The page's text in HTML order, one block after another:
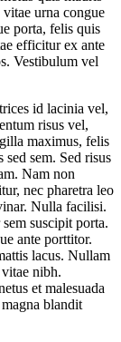
urna congue
porta, felis quis
efficitur ex ante
Vestibulum vel
id lacinia vel,
risus vel,
maximus, felis
sem. Sed risus
Nam non
nec pharetra leo
Nulla facilisi.
suscipit porta.
ante porttitor.
lacus. Nullam
nibh.
et malesuada
blandit